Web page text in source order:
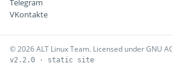
Telegram
VKontakte
© 2026 ALT Linux Team. Licensed under GNU
v2.2.0 · static site